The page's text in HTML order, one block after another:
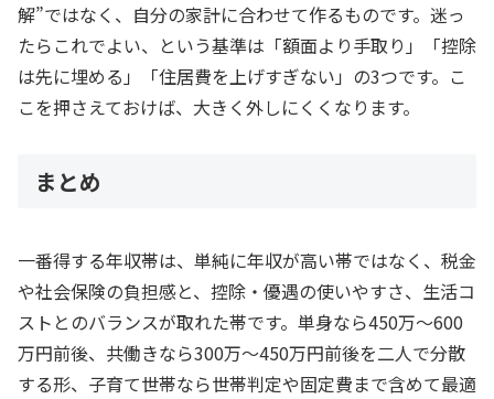
解”ではなく、自分の家計に合わせて作るものです。迷っ
たらこれでよい、という基準は「額面より手取り」「控除
は先に埋める」「住居費を上げすぎない」の3つです。こ
こを押さえておけば、大きく外しにくくなります。
まとめ
一番得する年収帯は、単純に年収が高い帯ではなく、税金
や社会保険の負担感と、控除・優遇の使いやすさ、生活コ
ストとのバランスが取れた帯です。単身なら450万〜600
万円前後、共働きなら300万〜450万円前後を二人で分散
する形、子育て世帯なら世帯判定や固定費まで含めて最適